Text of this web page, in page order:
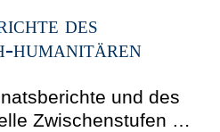
des
humanitären
und des
Zwischenstufen …